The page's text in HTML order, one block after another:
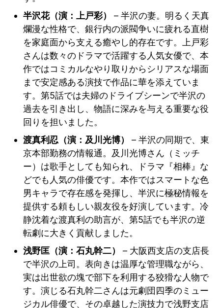
半沢花（演：上戸彩）
– 半沢の妻。明るく天真
爛漫な性格で、銀行内の派閥争いに疲れる直樹
を家庭面から支える癒やし的存在です。上戸彩
さんは数々のドラマで活躍する人気女優で、本
作ではコミカルなやり取りからシリアスな場面
まで安定感ある演技で作品に華を添えていま
す。第5話では夫婦のドライブシーンで半沢の
過去を引き出し、物語に深みを与える重要な役
回りを担いました。
渡真利忍（演：及川光博）
– 半沢の同期で、東
京本部勤務の情報通。及川光博さん（ミッチ
ー）は歌手としても知られ、ドラマ『相棒』な
どでも人気の俳優です。本作ではスマートな色
男キャラで存在感を発揮し、半沢に極秘情報を
提供する頼もしい親友役を好演しています。冷
静沈着な渡真利の助言が、第5話でも半沢の逆
転劇に大きく貢献しました。
浅野匡（演：石丸幹二）
– 大阪西支店の支店長
で半沢の上司。表向きは温厚な管理職ながら、
実は出世欲の塊で部下を利用する狡猾な人物で
す。演じる石丸幹二さんは元劇団四季のミュー
ジカル俳優で、その卓越した演技力で浅野支店